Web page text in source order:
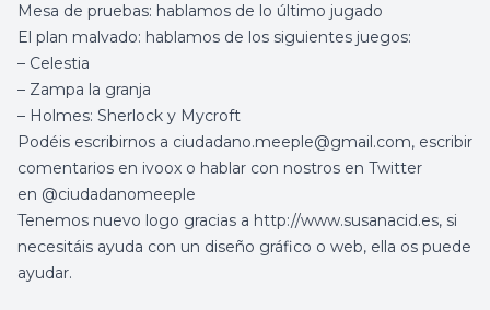
Mesa de pruebas: hablamos de lo último jugado
El plan malvado: hablamos de los siguientes juegos:
– Celestia
– Zampa la granja
– Holmes: Sherlock y Mycroft
Podéis escribirnos a ciudadano.meeple@gmail.com, escribir
comentarios en ivoox o hablar con nostros en Twitter
en @ciudadanomeeple
Tenemos nuevo logo gracias a http://www.susanacid.es, si
necesitáis ayuda con un diseño gráfico o web, ella os puede
ayudar.